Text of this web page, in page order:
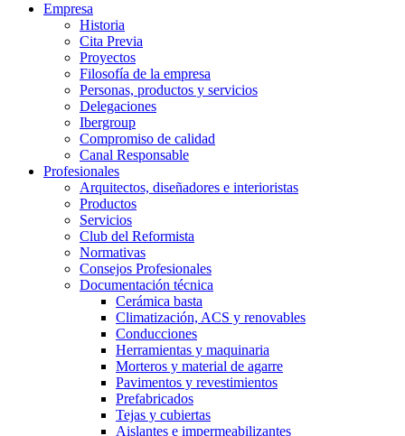
Empresa
Historia
Cita Previa
Proyectos
Filosofía de la empresa
Personas, productos y servicios
Delegaciones
Ibergroup
Compromiso de calidad
Canal Responsable
Profesionales
Arquitectos, diseñadores e interioristas
Productos
Servicios
Club del Reformista
Normativas
Consejos Profesionales
Documentación técnica
Cerámica basta
Climatización, ACS y renovables
Conducciones
Herramientas y maquinaria
Morteros y material de agarre
Pavimentos y revestimientos
Prefabricados
Tejas y cubiertas
Aislantes e impermeabilizantes